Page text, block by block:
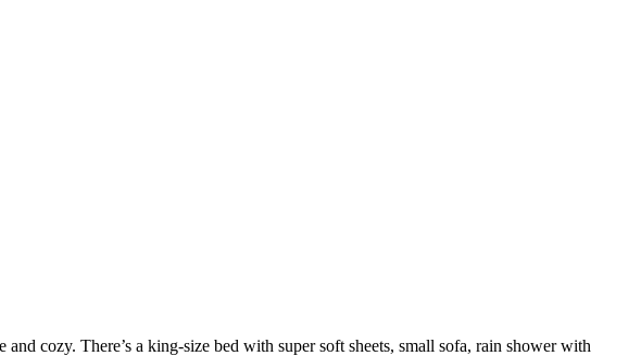
cozy. There’s a king-size bed with super soft sheets, small sofa, rain shower with